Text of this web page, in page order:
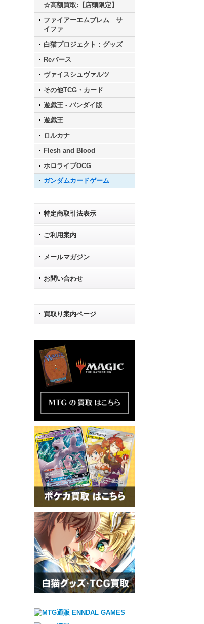
☆高額買取:【店頭限定】
ファイアーエムブレム サ
イファ
白猫プロジェクト：グッズ
Reバース
ヴァイスシュヴァルツ
その他TCG・カード
遊戯王 - バンダイ版
遊戯王
ロルカナ
Flesh and Blood
ホロライブOCG
ガンダムカードゲーム
特定商取引法表示
ご利用案内
メールマガジン
お問い合わせ
買取り案内ページ